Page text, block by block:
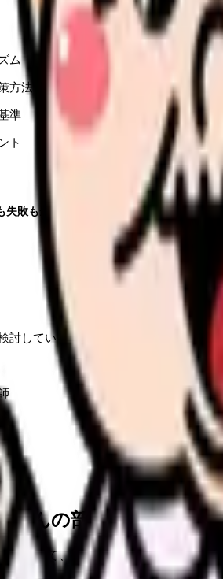
ム
方法
準
ト
敗も全部見せます
討している看護師
さんの部屋で少し話し
出して、何がつらいのか、辞める